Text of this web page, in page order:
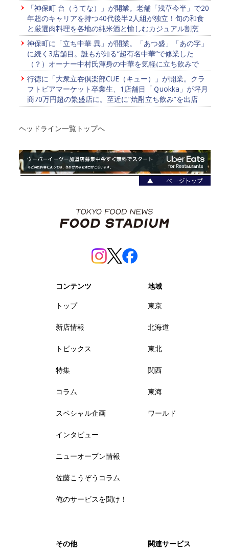
「神保町 台（うてな）」が開業。老舗「浅草今半」で20
年超のキャリアを持つ40代後半2人組が独立！旬の和食
と厳選肉料理を各地の純米酒と愉しむカジュアル割烹
神保町に「立ち中華 異」が開業。「あつ盛」「あの字」
に続く3店舗目。誰もが知る“超有名中華”で修業した
（？）オーナー中村氏渾身の中華を気軽に立ち飲みで
行徳に「大衆立吞倶楽部CUE（キュー）」が開業。クラ
フトビアマーケット卒業生、1店舗目「Ｑuokka」が坪月
商70万円超の繁盛店に。至近に“焼酎立ち飲み”を出店
ヘッドライン一覧トップへ
コンテンツ
トップ
新店情報
トピックス
特集
コラム
スペシャル企画
インタビュー
ニューオープン情報
佐藤こうぞうコラム
俺のサービスを聞け！
地域
東京
北海道
東北
関西
東海
ワールド
その他 関連サービス